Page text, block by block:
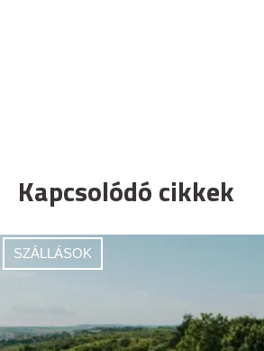
Kapcsolódó cikkek
SZÁLLÁSOK